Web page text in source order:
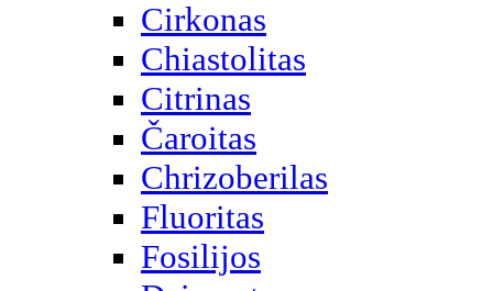
Cirkonas
Chiastolitas
Citrinas
Čaroitas
Chrizoberilas
Fluoritas
Fosilijos